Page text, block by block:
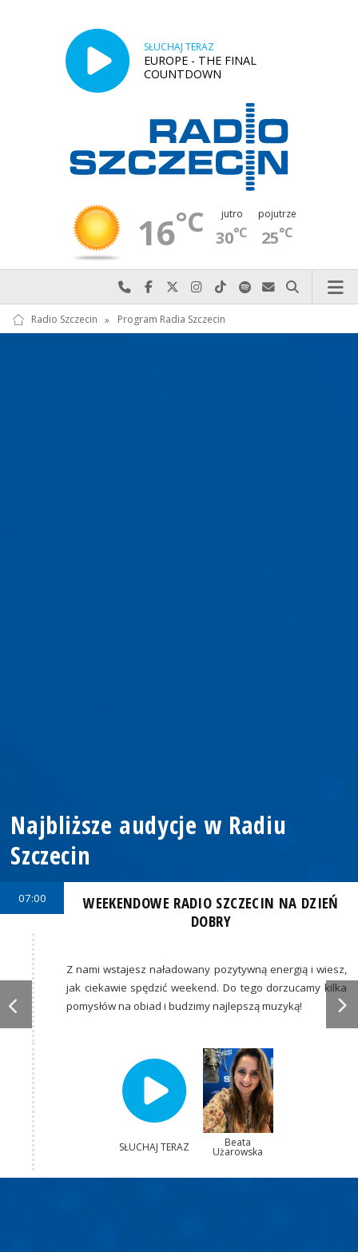
SŁUCHAJ TERAZ
EUROPE - THE FINAL
COUNTDOWN
16°C jutro
30°C
pojutrze
25°C
Najlepiej po prostu do nas zadzwoń
Odwiedź nas na Facebook-u
Odwiedź nas na X
Odwiedź nas na Instagram-ie
Odwiedź nas na TikTok-u
Szukaj nas na Spotify
Wyślij do nas
Szukaj
Radio Szczecin » Program Radia Szczecin
Najbliższe audycje w Radiu
Szczecin
07:00
WEEKENDOWE RADIO SZCZECIN NA DZIEŃ
DOBRY
Z nami wstajesz naładowany pozytywną energią i wiesz,
jak ciekawie spędzić weekend. Do tego dorzucamy kilka
pomysłów na obiad i budzimy najlepszą muzyką!
SŁUCHAJ TERAZ Beata
Użarowska